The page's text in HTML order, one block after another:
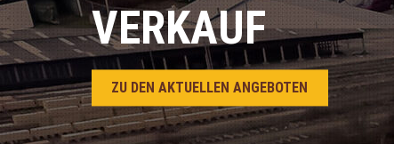
VERKAUF
ZU DEN AKTUELLEN ANGEBOTEN